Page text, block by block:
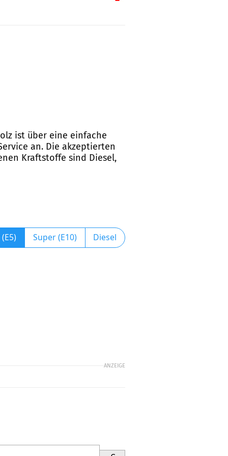
ist über eine einfache
an. Die akzeptierten
Kraftstoffe sind Diesel,
Super (E10) Diesel
ANZEIGE